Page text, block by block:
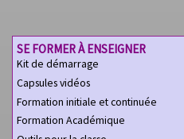
SE FORMER À ENSEIGNER
Kit de démarrage
Capsules vidéos
Formation initiale et continuée
Formation Académique